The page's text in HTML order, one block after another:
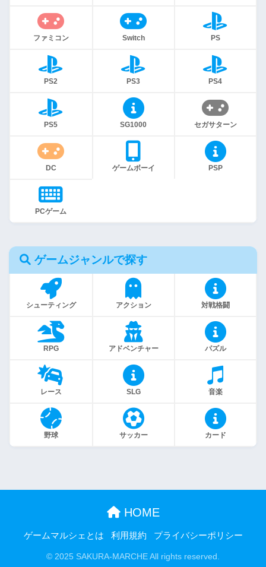
ファミコン Switch PS
PS2 PS3 PS4
PS5 SG1000 セガサターン
DC ゲームボーイ PSP
PCゲーム
ゲームジャンルで探す
シューティング アクション 対戦格闘
RPG アドベンチャー パズル
レース SLG 音楽
野球 サッカー カード
HOME
ゲームマルシェとは 利用規約 プライバシーポリシー
© 2025 SAKURA-MARCHE All rights reserved.